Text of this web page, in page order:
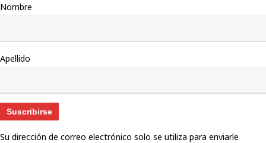
Nombre
Apellido
Su dirección de correo electrónico solo se utiliza para enviarle